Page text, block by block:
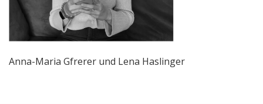
Anna-Maria Gfrerer und Lena Haslinger